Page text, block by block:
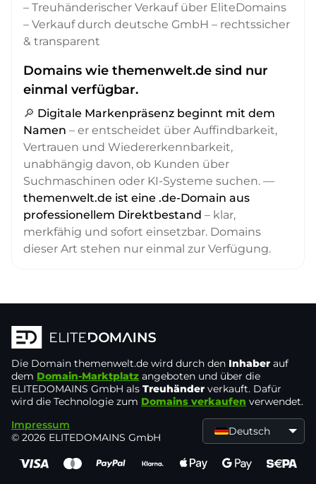
– Treuhänderischer Verkauf über EliteDomains
– Verkauf durch deutsche GmbH – rechtssicher
& transparent
Domains wie themenwelt.de sind nur
einmal verfügbar.
🔎 Digitale Markenpräsenz beginnt mit dem
Namen – er entscheidet über Auffindbarkeit,
Vertrauen und Wiedererkennbarkeit,
unabhängig davon, ob Kunden über
Suchmaschinen oder KI-Systeme suchen. —
themenwelt.de ist eine .de-Domain aus
professionellem Direktbestand – klar,
merkfähig und sofort einsetzbar. Domains
dieser Art stehen nur einmal zur Verfügung.
Die Domain themenwelt.de wird durch den Inhaber auf
dem Domain-Marktplatz angeboten und über die
ELITEDOMAINS GmbH als Treuhänder verkauft. Dafür
wird die Technologie zum Domains verkaufen verwendet.
Impressum
© 2026 ELITEDOMAINS GmbH
Deutsch